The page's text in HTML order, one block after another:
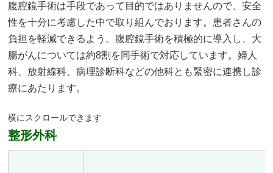
腹腔鏡手術は手段であって目的ではありませんので、安全
性を十分に考慮した中で取り組んでおります。患者さんの
負担を軽減できるよう。腹腔鏡手術を積極的に導入し、大
腸がんについては約8割を同手術で対応しています。婦人
科、放射線科、病理診断科などの他科とも緊密に連携し診
療にあたります。
整形外科